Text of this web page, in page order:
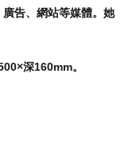
告、網站等媒體。她
深160mm。